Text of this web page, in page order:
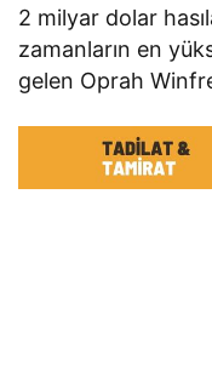
2 milyar dolar
zamanların en
gelen Oprah